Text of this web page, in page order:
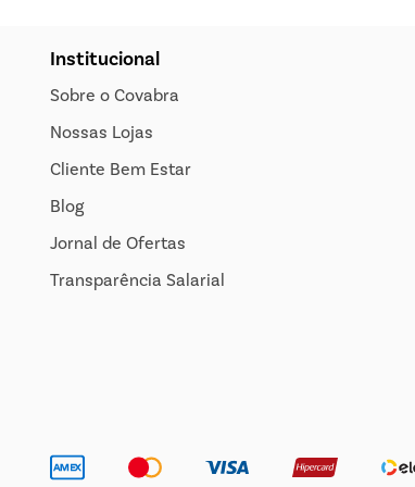
Institucional
Sobre o Covabra
Nossas Lojas
Cliente Bem Estar
Blog
Jornal de Ofertas
Transparência Salarial